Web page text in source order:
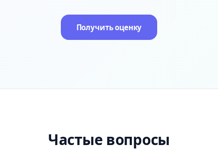
Получить оценку
Частые вопросы